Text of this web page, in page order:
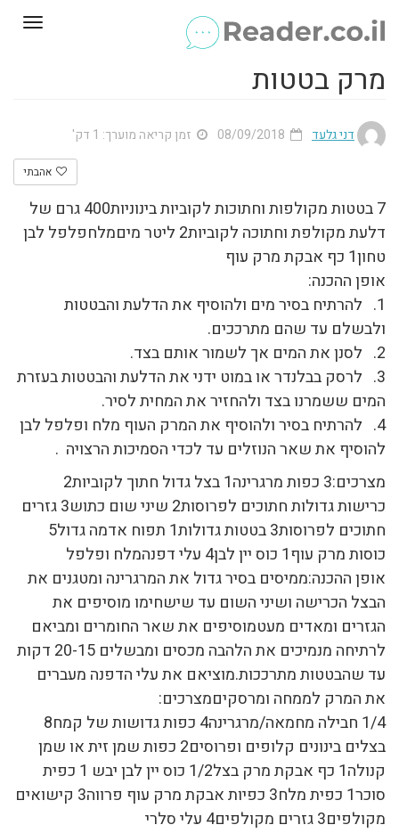
מרק בטטות
דני גלעד זמן קריאה מוערך: 1 דק'
אהבתי
7 בטטות מקולפות וחתוכות לקוביות בינוניות400 גרם של
דלעת מקולפת וחתוכה לקוביות2 ליטר מיםמלחפלפל לבן
טחון1 כף אבקת מרק עוף
אופן ההכנה:
1. להרתיח בסיר מים ולהוסיף את הדלעת והבטטות
ולבשלם עד שהם מתרככים.
2. לסנן את המים אך לשמור אותם בצד.
3. לרסק בבלנדר או במוט ידני את הדלעת והבטטות בעזרת
המים ששמרנו בצד ולהחזיר את המחית לסיר.
4. להרתיח בסיר ולהוסיף את המרק העוף מלח ופלפל לבן
להוסיף את שאר הנוזלים עד לכדי הסמיכות הרצויה .
מצרכים:3 כפות מרגרינה1 בצל גדול חתוך לקוביות2
כרישות גדולות חתוכים לפרוסות2 שיני שום כתוש3 גזרים
חתוכים לפרוסות3 בטטות גדולות1 תפוח אדמה גדול5
כוסות מרק עוף1 כוס יין לבן4 עלי דפנהמלח ופלפל
אופן ההכנה:ממיסים בסיר גדול את המרגרינה ומטגנים את
הבצל הכרישה ושיני השום עד שישחימו מוסיפים את
הגזרים ומאדים מעטמוסיפים את שאר החומרים ומביאם
לרתיחה מנמיכים את הלהבה מכסים ומבשלים 20-15 דקות
עד שהבטטות מתרככות.מוציאם את עלי הדפנה מעברים
את המרק לממחה ומרסקיםמצרכים:
1/4 חבילה מחמאה/מרגרינה4 כפות גדושות של קמח8
בצלים בינונים קלופים ופרוסים2 כפות שמן זית או שמן
קנולה1 כף אבקת מרק בצל1/2 כוס יין לבן יבש 1 כפית
סוכר1 כפית מלח3 כפיות אבקת מרק עוף פרווה3 קישואים
מקולפים3 גזרים מקולפים4 עלי סלרי